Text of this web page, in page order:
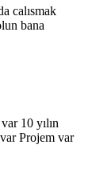
calısmak
bana
10 yılın
Projem var